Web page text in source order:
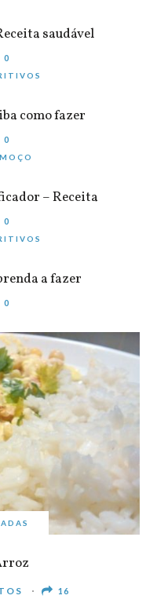
saudável
0
como fazer
0
– Receita
0
a fazer
0
16